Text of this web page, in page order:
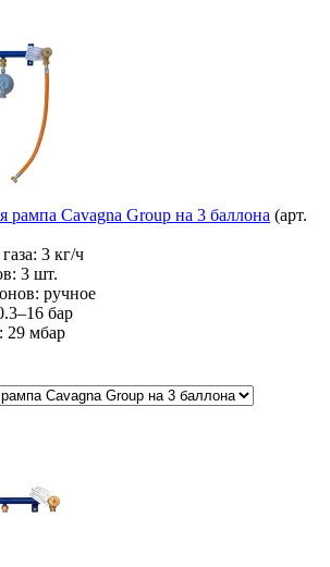
рампа Cavagna Group на 3 баллона (арт.
3 кг/ч
3 шт.
ручное
бар
29 мбар